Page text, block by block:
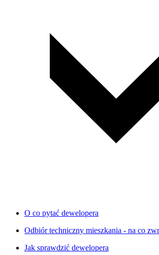
O co pytać dewelopera
Odbiór techniczny mieszkania - na co
Jak sprawdzić dewelopera